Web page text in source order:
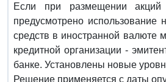
Если при размещении акций
предусмотрено использование
средств в иностранной валюте
кредитной организации -
банке. Установлены новые
Решение применяется с даты